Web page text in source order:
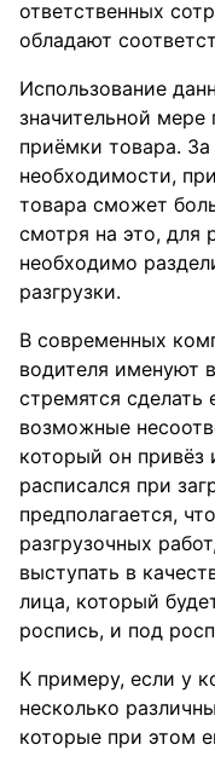
ответственных
обладают
Использование
значительной мере
приёмки товара.
необходимости,
товара сможет
смотря на это, для
необходимо
разгрузки.
В современных
водителя именуют
стремятся сделать
возможные
который он привёз
расписался при
предполагается,
разгрузочных
выступать в
лица, который
роспись, и под
К примеру, если у
несколько
которые при этом